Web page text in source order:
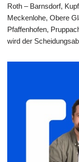
Roth – Barnsdorf,
Meckenlohe, Obere
Pfaffenhofen,
wird der